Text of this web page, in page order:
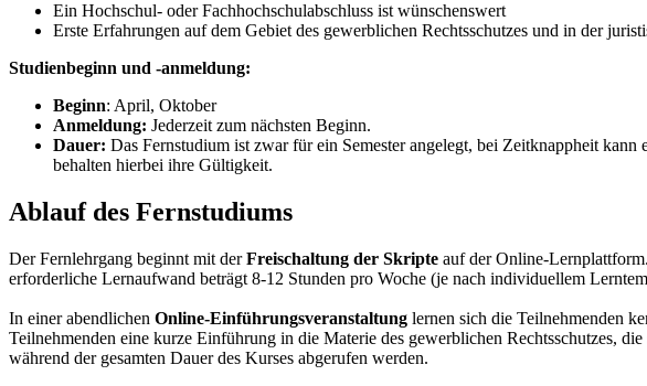
Ein Hochschul- oder Fachhochschulabschluss ist wünschenswert
Erste Erfahrungen auf dem Gebiet des gewerblichen Rechtsschutzes und in der
Studienbeginn und -anmeldung:
Beginn: April, Oktober
Anmeldung: Jederzeit zum nächsten Beginn.
Dauer: Das Fernstudium ist zwar für ein Semester angelegt, bei Zeitknappheit
behalten hierbei ihre Gültigkeit.
Ablauf des Fernstudiums
Der Fernlehrgang beginnt mit derFreischaltung der Skripte auf der Online-
erforderliche Lernaufwand beträgt 8-12 Stunden pro Woche (je nach individuellem
In einer abendlichen Online-Einführungsveranstaltung lernen sich die Teilnehmenden
Teilnehmenden eine kurze Einführung in die Materie des gewerblichen Rechtsschutzes,
während der gesamten Dauer des Kurses abgerufen werden.